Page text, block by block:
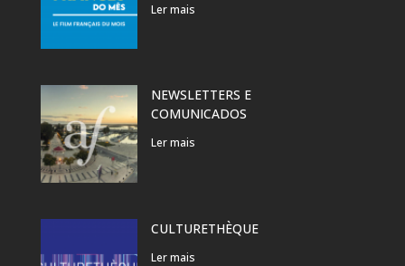
Ler mais
NEWSLETTERS E
COMUNICADOS
Ler mais
CULTURETHÈQUE
Ler mais